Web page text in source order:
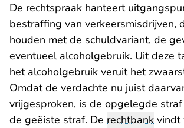
De rechtspraak hanteert
bestraffing van verkeersmisdrijven,
houden met de schuldvariant, de
eventueel alcoholgebruik. Uit deze
het alcoholgebruik veruit het
Omdat de verdachte nu juist
vrijgesproken, is de opgelegde
de geëiste straf. De rechtbank vindt